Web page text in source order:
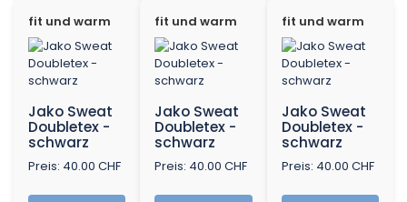
fit und warm
Jako Sweat
Doubletex -
schwarz
Preis: 40.00 CHF
fit und warm
Jako Sweat
Doubletex -
schwarz
Preis: 40.00 CHF
fit und warm
Jako Sweat
Doubletex -
schwarz
Preis: 40.00 CHF